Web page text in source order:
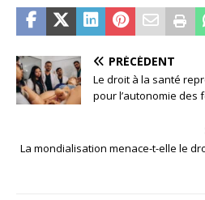
PRÉCÉDENT
Le droit à la santé
pour l’autonomie des
La mondialisation menace-t-elle le